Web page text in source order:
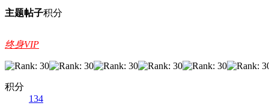
主题帖子积分
终身VIP
积分
134